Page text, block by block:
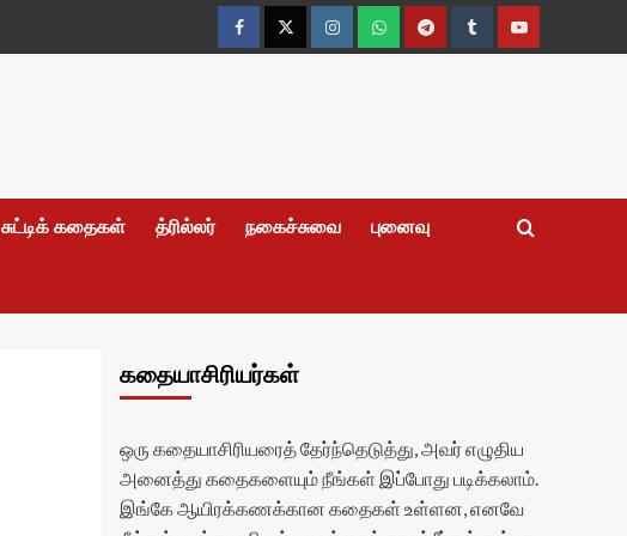
FacebookTwitterInstagramWhatsappTelegramTumblrYouTube
சுட்டிக் கதைகள் த்ரில்லர் நகைச்சுவை புனைவு
கதையாசிரியர்கள்
ஒரு கதையாசிரியரைத் தேர்ந்தெடுத்து, அவர் எழுதிய
அனைத்து கதைகளையும் நீங்கள் இப்போது படிக்கலாம்.
இங்கே ஆயிரக்கணக்கான கதைகள் உள்ளன, எனவே